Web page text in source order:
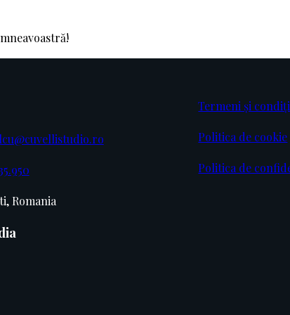
Romania
Termeni și
Politica de cookie
Politica de